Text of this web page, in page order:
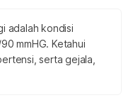
adalah kondisi
mmHG. Ketahui
serta gejala,